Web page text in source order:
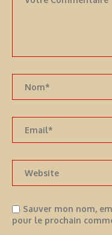
Sauver mon nom,
pour le prochain